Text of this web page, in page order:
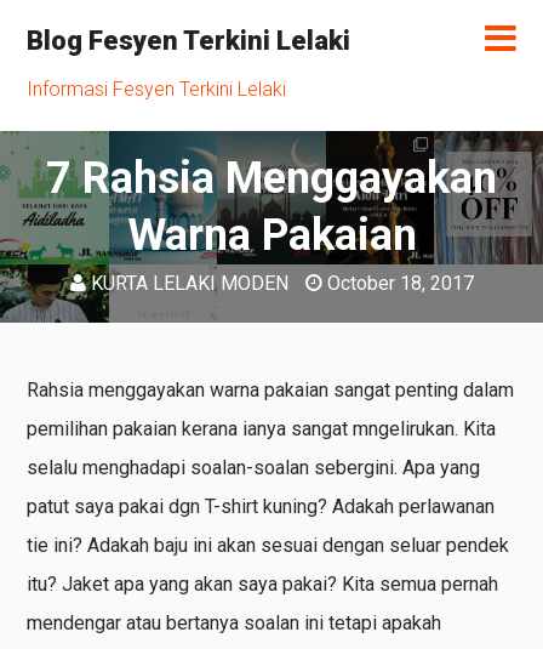
Blog Fesyen Terkini Lelaki
Informasi Fesyen Terkini Lelaki
7 Rahsia Menggayakan
Warna Pakaian
KURTA LELAKI MODEN October 18, 2017
Rahsia menggayakan warna pakaian sangat penting dalam
pemilihan pakaian kerana ianya sangat mngelirukan. Kita
selalu menghadapi soalan-soalan sebergini. Apa yang
patut saya pakai dgn T-shirt kuning? Adakah perlawanan
tie ini? Adakah baju ini akan sesuai dengan seluar pendek
itu? Jaket apa yang akan saya pakai? Kita semua pernah
mendengar atau bertanya soalan ini tetapi apakah